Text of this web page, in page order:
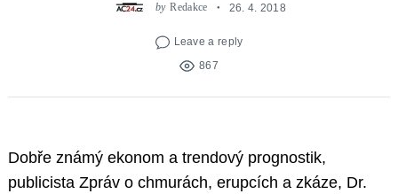
by Redakce 26. 4. 2018
Leave a reply
867
Dobře známý ekonom a trendový prognostik,
publicista Zpráv o chmurách, erupcích a zkáze, Dr.